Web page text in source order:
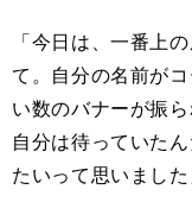
「今日は、一番上
て。自分の名前が
い数のバナーが振
自分は待っていた
たいって思いました